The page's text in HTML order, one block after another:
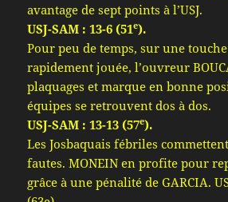
avantage de sept points à l’USJ.
USJ-SAM : 13-6 (51e).
Pour peu de temps, sur une
rapidement jouée, l’ouvreur
plaquages et marque en bonne
équipes se retrouvent dos à dos.
USJ-SAM : 13-13 (57e).
Les Josbaquais fébriles
fautes. MONEIN en profite pour
grâce à une pénalité de GARCIA.